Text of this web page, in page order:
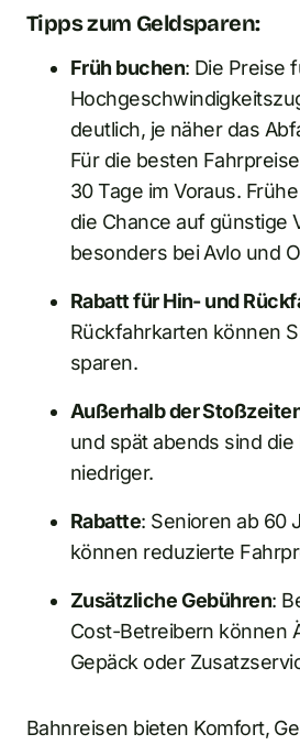
Tipps zum Geldsparen:
Früh buchen: Die Preise
deutlich, je näher das
Für die besten
30 Tage im Voraus.
die Chance auf günstige
besonders bei Avlo und
Rabatt für Hin- und
Rückfahrkarten können
sparen.
Außerhalb der
und spät abends sind
niedriger.
Rabatte: Senioren ab 60
können reduzierte
Zusätzliche Gebühren:
Cost-Betreibern können
Gepäck oder
Bahnreisen bieten Komfort,